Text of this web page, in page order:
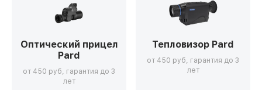
Оптический прицел
Pard
от 450 руб, гарантия до 3
лет
Тепловизор Pard
от 450 руб, гарантия до 3
лет